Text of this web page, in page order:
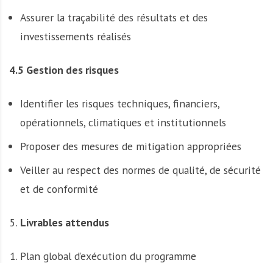
Assurer la traçabilité des résultats et des
investissements réalisés
4.5 Gestion des risques
Identifier les risques techniques, financiers,
opérationnels, climatiques et institutionnels
Proposer des mesures de mitigation appropriées
Veiller au respect des normes de qualité, de sécurité
et de conformité
Livrables attendus
Plan global d’exécution du programme